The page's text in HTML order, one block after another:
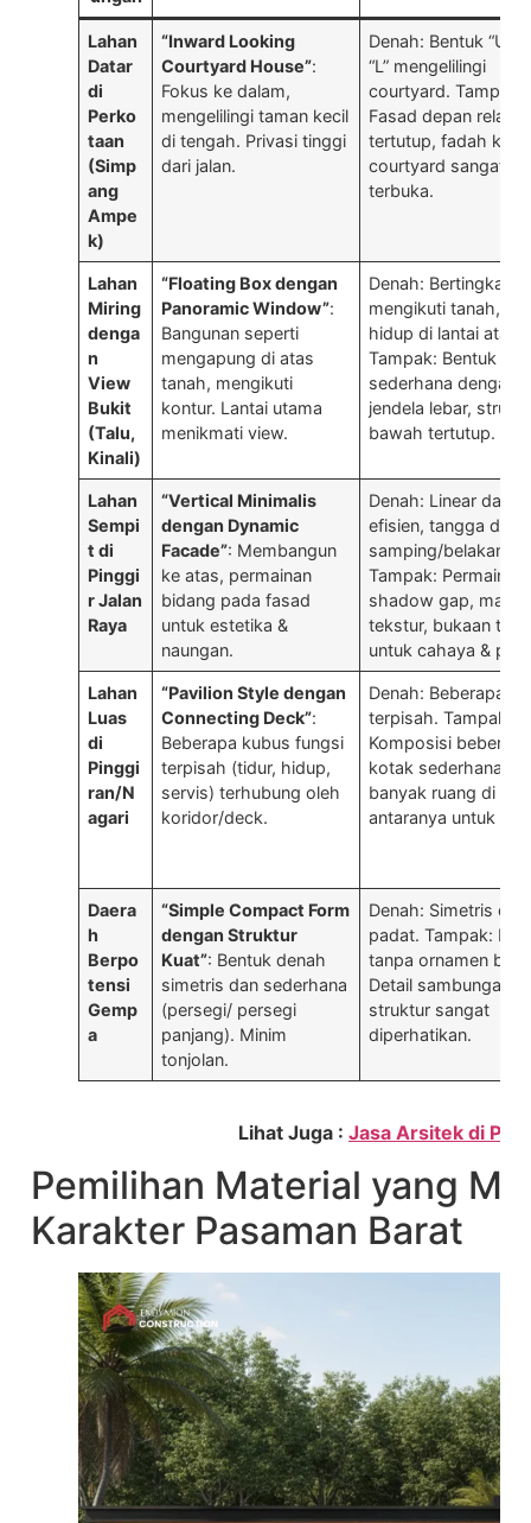
Lahan
Datar
di
Perko
taan
(Simp
ang
Ampe
k)
“Inward Looking
Courtyard House”:
Fokus ke dalam,
mengelilingi taman kecil
di tengah. Privasi tinggi
dari jalan.
Denah: Bentuk “U”
“L” mengelilingi
courtyard. Tampak:
Fasad depan relatif
tertutup, fadah ke
courtyard sangat
terbuka.
Lahan
Miring
denga
n
View
Bukit
(Talu,
Kinali)
“Floating Box dengan
Panoramic Window”:
Bangunan seperti
mengapung di atas
tanah, mengikuti
kontur. Lantai utama
menikmati view.
Denah: Bertingkat
mengikuti tanah,
hidup di lantai atas.
Tampak: Bentuk
sederhana dengan
jendela lebar,
bawah tertutup.
Lahan
Sempi
t di
Pinggi
r Jalan
Raya
“Vertical Minimalis
dengan Dynamic
Facade”: Membangun
ke atas, permainan
bidang pada fasad
untuk estetika &
naungan.
Denah: Linear dan
efisien, tangga di
samping/belakang.
Tampak: Permainan
shadow gap,
tekstur, bukaan
untuk cahaya &
Lahan
Luas
di
Pinggi
ran/N
agari
“Pavilion Style dengan
Connecting Deck”:
Beberapa kubus fungsi
terpisah (tidur, hidup,
servis) terhubung oleh
koridor/deck.
Denah: Beberapa
terpisah. Tampak:
Komposisi
kotak sederhana,
banyak ruang di
antaranya untuk
Daera
h
Berpo
tensi
Gemp
a
“Simple Compact Form
dengan Struktur
Kuat”: Bentuk denah
simetris dan sederhana
(persegi/ persegi
panjang). Minim
tonjolan.
Denah: Simetris dan
padat. Tampak:
tanpa ornamen
Detail sambungan
struktur sangat
diperhatikan.
Lihat Juga : Jasa Arsitek di
Pemilihan Material yang
Karakter Pasaman Barat